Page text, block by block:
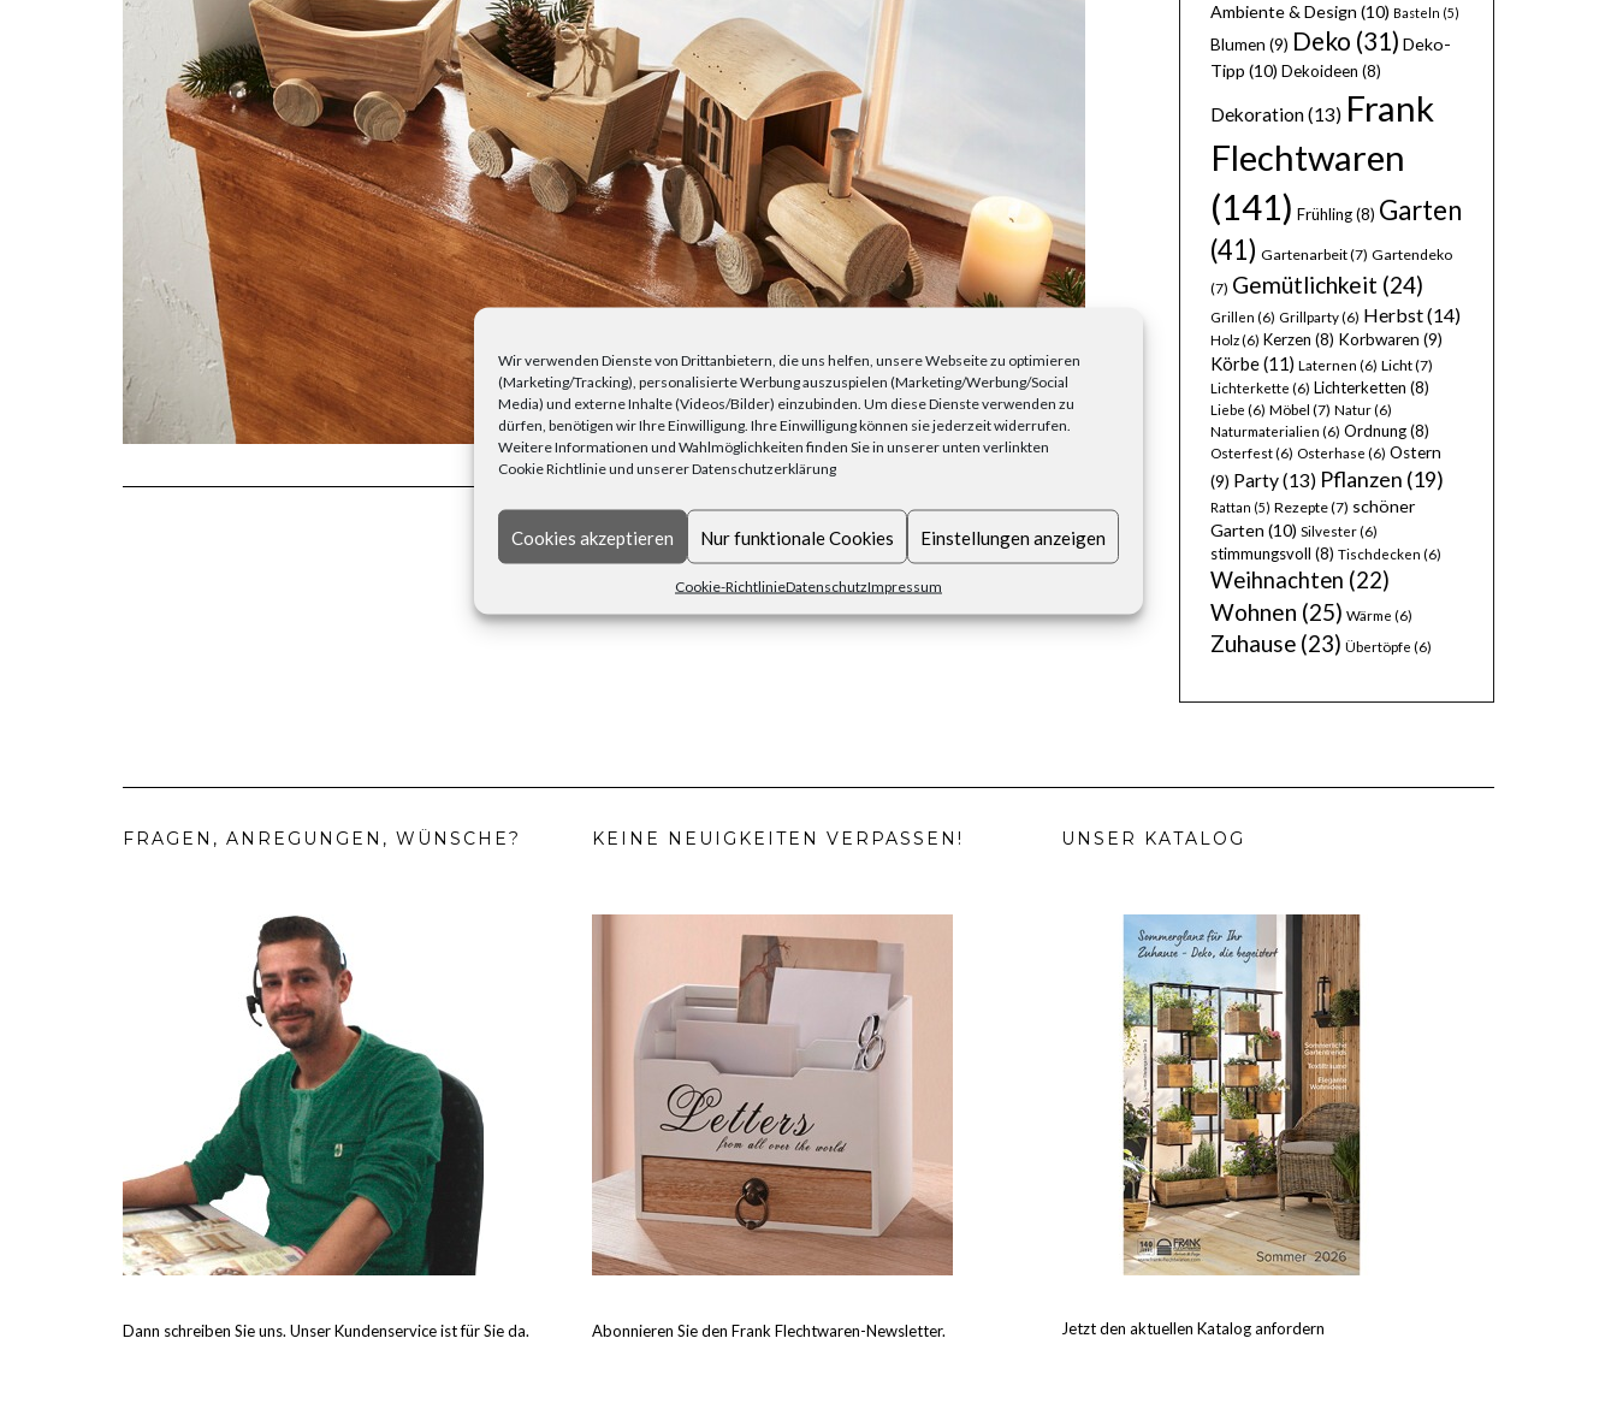
Wir verwenden Dienste von Drittanbietern, die uns helfen, unsere Webseite zu optimieren
(Marketing/Tracking), personalisierte Werbung auszuspielen (Marketing/Werbung/Social
Media) und externe Inhalte (Videos/Bilder) einzubinden. Um diese Dienste verwenden zu
dürfen, benötigen wir Ihre Einwilligung. Ihre Einwilligung können sie jederzeit widerrufen.
Weitere Informationen und Wahlmöglichkeiten finden Sie in unserer unten verlinkten
Cookie Richtlinie und unserer Datenschutzerklärung
Cookies akzeptieren Nur funktionale Cookies Einstellungen anzeigen
Cookie-RichtlinieDatenschutzImpressum
NEXT IMAGE
Ambiente & Design (10) Basteln (5)
Blumen (9) Deko (31) Deko-
Tipp (10) Dekoideen (8)
Dekoration(13) Frank
Flechtwaren
(141) Frühling(8) Garten
(41) Gartenarbeit(7) Gartendeko
(7) Gemütlichkeit (24)
Grillen (6) Grillparty(6) Herbst(14)
Holz(6) Kerzen (8) Korbwaren (9)
Körbe(11) Laternen (6) Licht(7)
Lichterkette (6) Lichterketten (8)
Liebe (6) Möbel (7) Natur(6)
Naturmaterialien (6) Ordnung(8)
Osterfest(6) Osterhase (6) Ostern
(9) Party(13) Pflanzen (19)
Rattan (5) Rezepte(7) schöner
Garten (10) Silvester(6)
stimmungsvoll (8) Tischdecken (6)
Weihnachten (22)
Wohnen (25) Wärme (6)
Zuhause(23) Übertöpfe (6)
FRAGEN, ANREGUNGEN, WÜNSCHE?
Dann schreiben Sie uns. Unser Kundenservice ist für Sie da.
KEINE NEUIGKEITEN VERPASSEN!
Abonnieren Sie den Frank Flechtwaren-Newsletter.
UNSER KATALOG
Jetzt den aktuellen Katalog anfordern